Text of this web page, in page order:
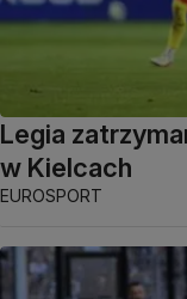
Legia
w Kielcach
EUROSPORT